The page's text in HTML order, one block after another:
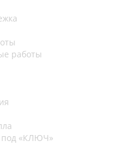
работы
под «КЛЮЧ»